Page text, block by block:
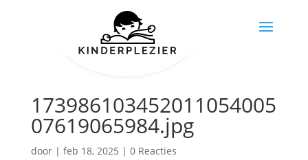
173986103452011054005
07619065984.jpg
door | feb 18, 2025 | 0 Reacties